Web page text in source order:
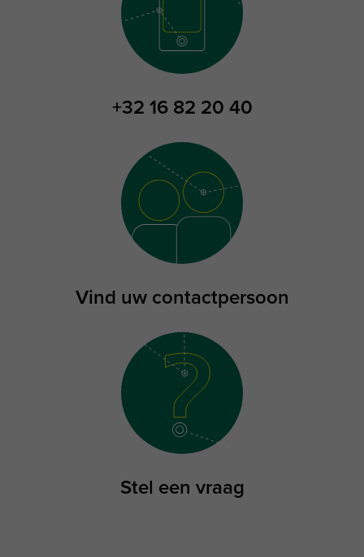
+32 16 82 20 40
Vind uw contactpersoon
Stel een vraag